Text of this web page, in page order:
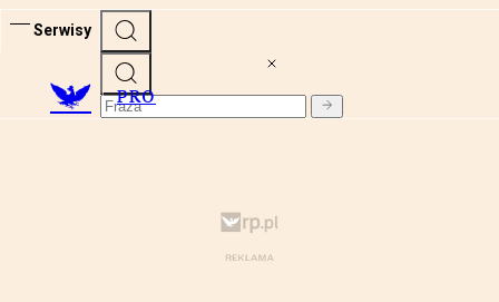
Serwisy
PRO